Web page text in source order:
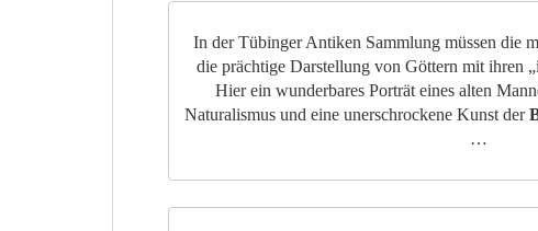
In der Tübinger Antiken Sammlung müssen die
die prächtige Darstellung von Göttern mit ihren
Hier ein wunderbares Porträt eines alten
Naturalismus und eine unerschrockene Kunst der
…